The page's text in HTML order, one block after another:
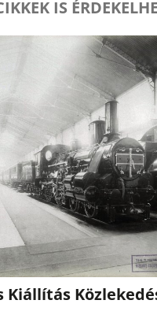
IS
Kiállítás